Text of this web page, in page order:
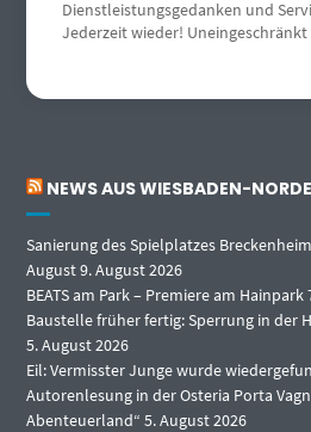
Dienstleistungsgedanken und
Jederzeit wieder!
NEWS AUS WIESBADEN-
Sanierung des Spielplatzes
August9. August 2026
BEATS am Park – Premiere am Hainpark
Baustelle früher fertig: Sperrung in der
5. August 2026
Eil: Vermisster Junge wurde
Autorenlesung in der Osteria Porta
Abenteuerland“ 5. August 2026